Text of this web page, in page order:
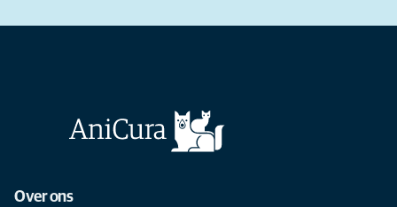
Over ons